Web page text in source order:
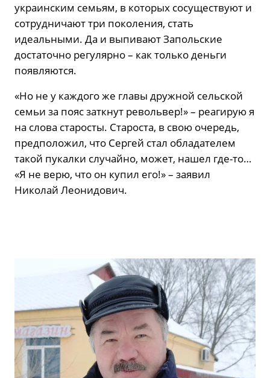
украинским семьям, в которых сосуществуют и
сотрудничают три поколения, стать
идеальными. Да и выпивают Запольские
достаточно регулярно – как только деньги
появляются.
«Но не у каждого же главы дружной сельской
семьи за пояс заткнут револьвер!» – реагирую я
на слова старосты. Староста, в свою очередь,
предположил, что Сергей стал обладателем
такой пукалки случайно, может, нашел где-то…
«Я не верю, что он купил его!» – заявил
Николай Леонидович.